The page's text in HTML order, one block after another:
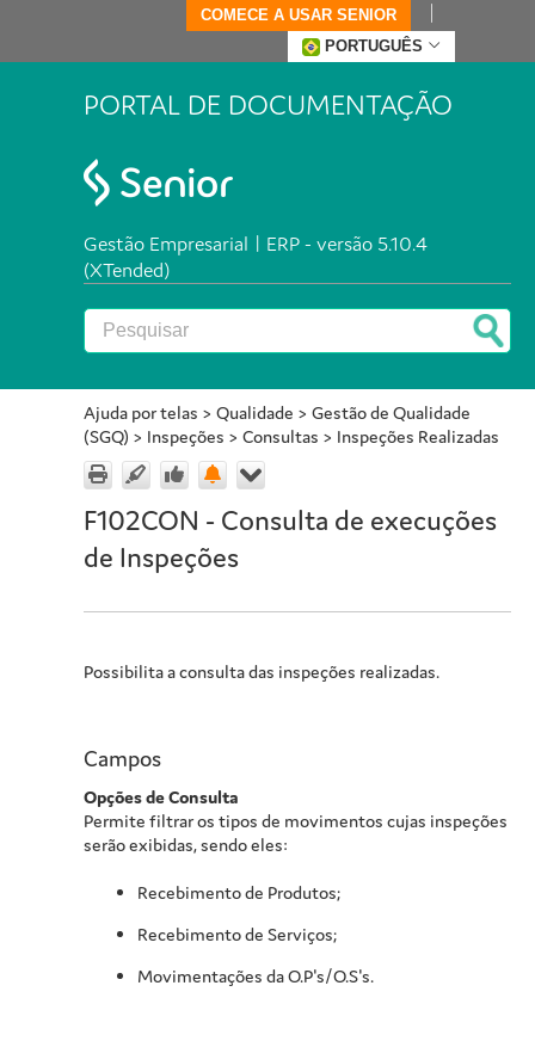
COMECE A USAR SENIOR
PORTUGUÊS
PORTAL DE DOCUMENTAÇÃO
Gestão Empresarial | ERP - versão 5.10.4
(XTended)
Ajuda por telas > Qualidade > Gestão de Qualidade
(SGQ) > Inspeções > Consultas > Inspeções Realizadas
F102CON - Consulta de execuções
de Inspeções
Possibilita a consulta das inspeções realizadas.
Campos
Opções de Consulta
Permite filtrar os tipos de movimentos cujas inspeções
serão exibidas, sendo eles:
Recebimento de Produtos;
Recebimento de Serviços;
Movimentações da O.P's/O.S's.